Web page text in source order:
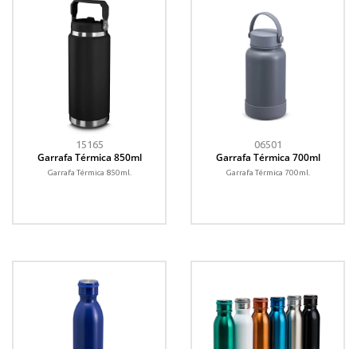
15165
Garrafa Térmica 850ml
Garrafa Térmica 850ml.
06501
Garrafa Térmica 700ml
Garrafa Térmica 700ml.